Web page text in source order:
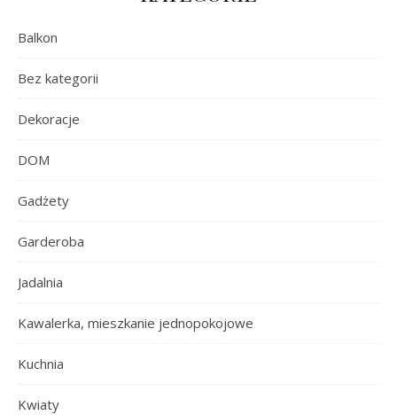
Balkon
Bez kategorii
Dekoracje
DOM
Gadżety
Garderoba
Jadalnia
Kawalerka, mieszkanie jednopokojowe
Kuchnia
Kwiaty